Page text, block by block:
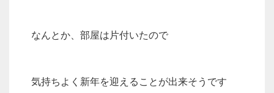
なんとか、部屋は片付いたので
気持ちよく新年を迎えることが出来そうです